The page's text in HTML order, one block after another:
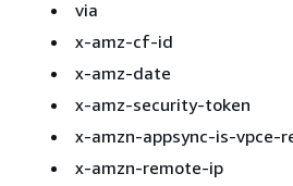
via
x-amz-cf-id
x-amz-date
x-amz-security-token
x-amzn-appsync-is-vpce-
x-amzn-remote-ip